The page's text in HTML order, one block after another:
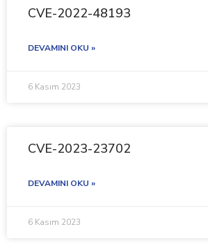
CVE-2022-48193
DEVAMINI OKU »
6 Kasım 2023
CVE-2023-23702
DEVAMINI OKU »
6 Kasım 2023